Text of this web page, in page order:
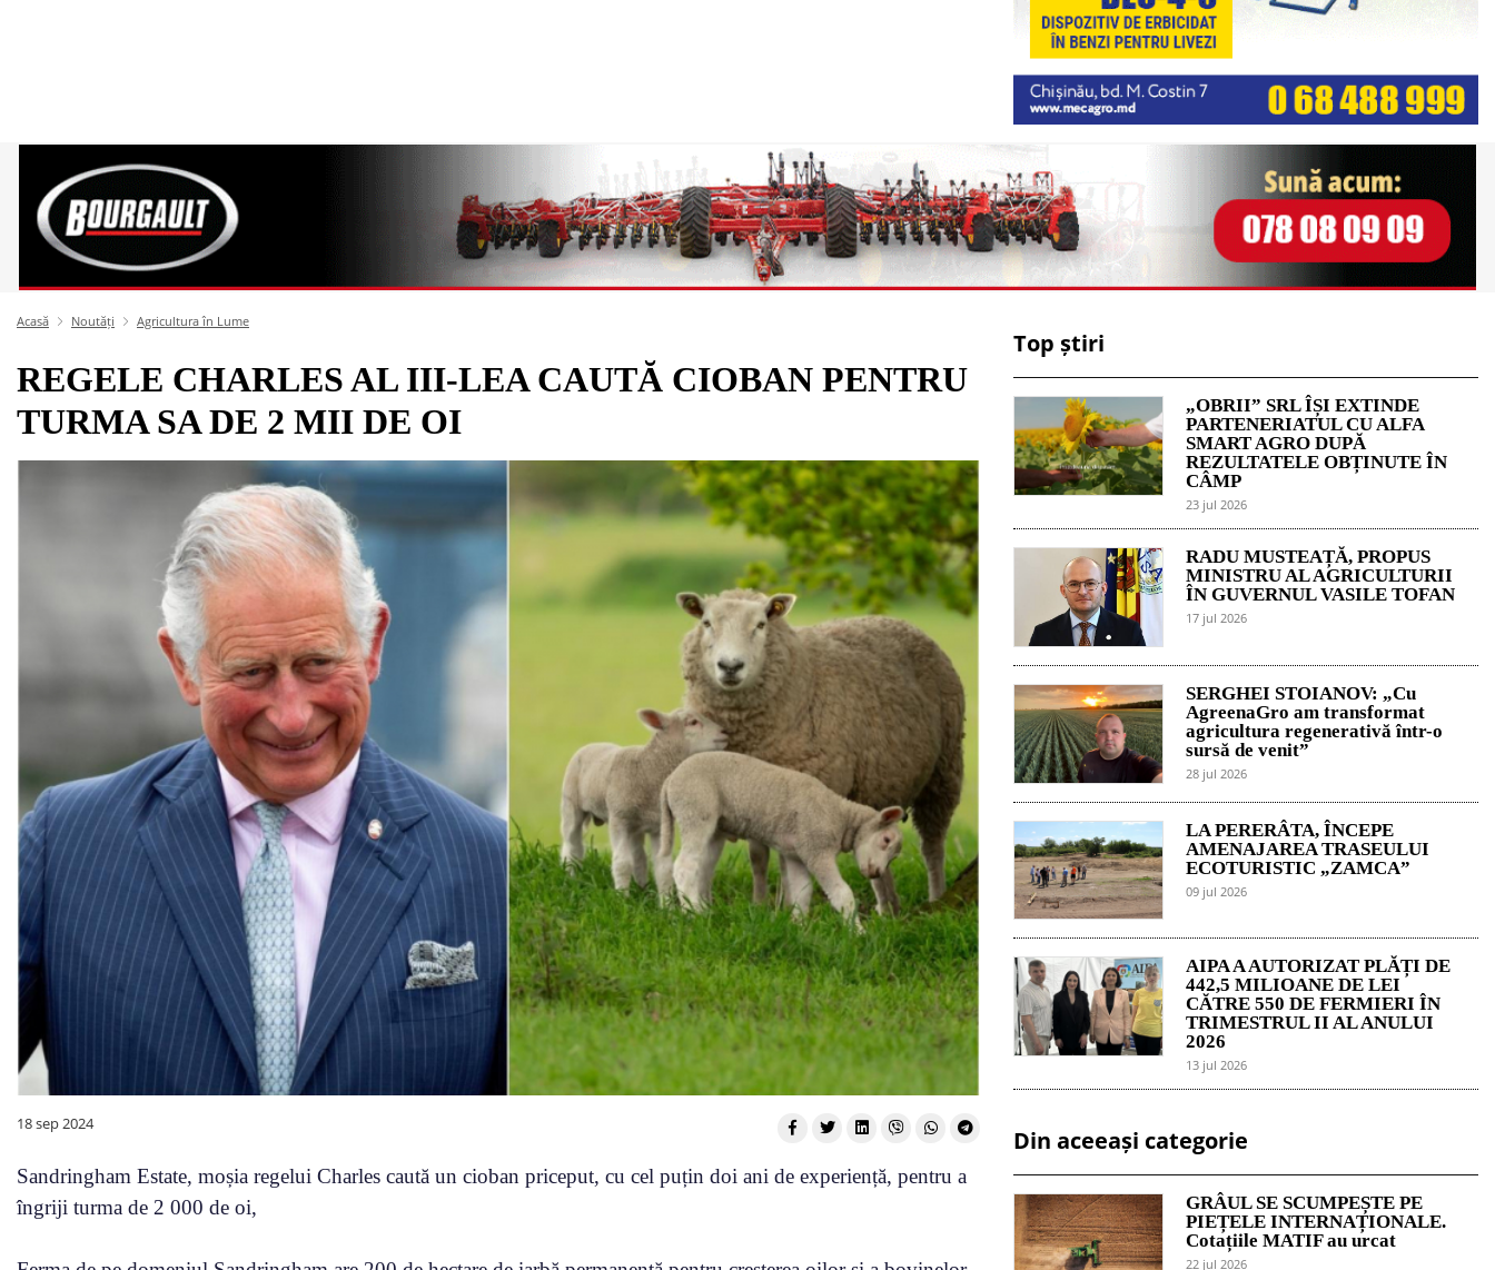
Acasă Noutăți Agricultura în Lume
REGELE CHARLES AL III-LEA CAUTĂ CIOBAN PENTRU
TURMA SA DE 2 MII DE OI
18 sep 2024
Sandringham Estate, moșia regelui Charles caută un cioban priceput, cu cel puțin doi ani de experiență, pentru a
îngriji turma de 2 000 de oi,
Top știri
„OBRII” SRL ÎȘI EXTINDE
PARTENERIATUL CU ALFA
SMART AGRO DUPĂ
REZULTATELE OBȚINUTE ÎN
CÂMP
23 jul 2026
RADU MUSTEAȚĂ, PROPUS
MINISTRU AL AGRICULTURII
ÎN GUVERNUL VASILE TOFAN
17 jul 2026
SERGHEI STOIANOV: „Cu
AgreenaGro am transformat
agricultura regenerativă într-o
sursă de venit”
28 jul 2026
LA PERERÂTA, ÎNCEPE
AMENAJAREA TRASEULUI
ECOTURISTIC „ZAMCA”
09 jul 2026
AIPA A AUTORIZAT PLĂȚI DE
442,5 MILIOANE DE LEI
CĂTRE 550 DE FERMIERI ÎN
TRIMESTRUL II AL ANULUI
2026
13 jul 2026
Din aceeași categorie
GRÂUL SE SCUMPEȘTE PE
PIEȚELE INTERNAȚIONALE.
Cotațiile MATIF au urcat
22 jul 2026